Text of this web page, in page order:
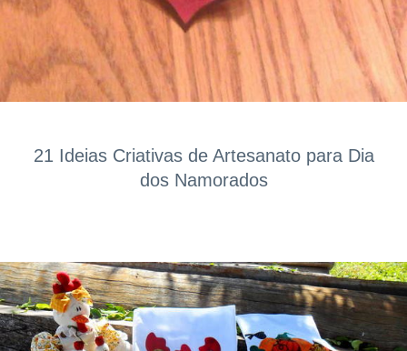
21 Ideias Criativas de Artesanato para Dia
dos Namorados